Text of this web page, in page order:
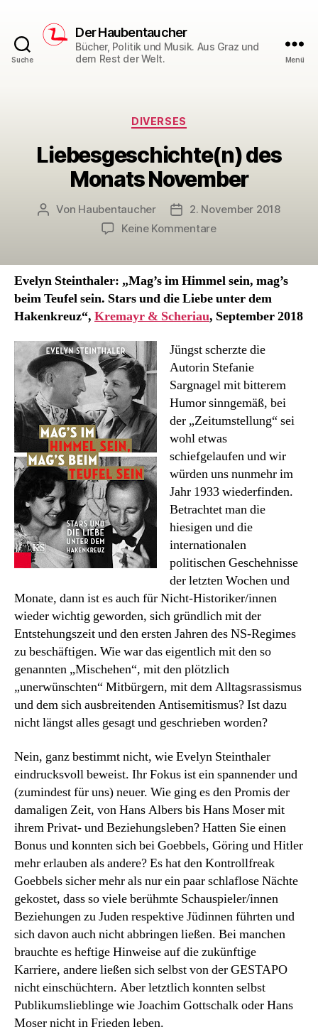
Suche
Der Haubentaucher
Bücher, Politik und Musik. Aus Graz und
dem Rest der Welt.
Menü
Kategorien
DIVERSES
Liebesgeschichte(n) des
Monats November
Beitragsautor
Von Haubentaucher Veröffentlichungsdatum
2. November 2018
Keine Kommentarezu
Monats
November
Evelyn Steinthaler: „Mag’s im Himmel sein, mag’s
beim Teufel sein. Stars und die Liebe unter dem
Hakenkreuz“, Kremayr & Scheriau, September 2018
Jüngst scherzte die
Autorin Stefanie
Sargnagel mit bitterem
Humor sinngemäß, bei
der „Zeitumstellung“ sei
wohl etwas
schiefgelaufen und wir
würden uns nunmehr im
Jahr 1933 wiederfinden.
Betrachtet man die
hiesigen und die
internationalen
politischen Geschehnisse
der letzten Wochen und
Monate, dann ist es auch für Nicht-Historiker/innen
wieder wichtig geworden, sich gründlich mit der
Entstehungszeit und den ersten Jahren des NS-Regimes
zu beschäftigen. Wie war das eigentlich mit den so
genannten „Mischehen“, mit den plötzlich
„unerwünschten“ Mitbürgern, mit dem Alltagsrassismus
und dem sich ausbreitenden Antisemitismus? Ist dazu
nicht längst alles gesagt und geschrieben worden?
Nein, ganz bestimmt nicht, wie Evelyn Steinthaler
eindrucksvoll beweist. Ihr Fokus ist ein spannender und
(zumindest für uns) neuer. Wie ging es den Promis der
damaligen Zeit, von Hans Albers bis Hans Moser mit
ihrem Privat- und Beziehungsleben? Hatten Sie einen
Bonus und konnten sich bei Goebbels, Göring und Hitler
mehr erlauben als andere? Es hat den Kontrollfreak
Goebbels sicher mehr als nur ein paar schlaflose Nächte
gekostet, dass so viele berühmte Schauspieler/innen
Beziehungen zu Juden respektive Jüdinnen führten und
sich davon auch nicht abbringen ließen. Bei manchen
brauchte es heftige Hinweise auf die zukünftige
Karriere, andere ließen sich selbst von der GESTAPO
nicht einschüchtern. Aber letztlich konnten selbst
Publikumslieblinge wie Joachim Gottschalk oder Hans
Moser nicht in Frieden leben.